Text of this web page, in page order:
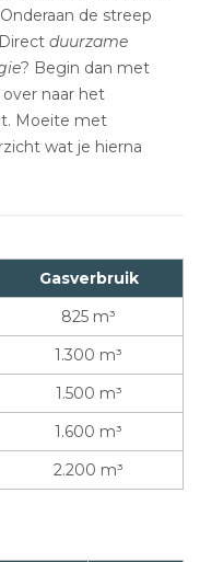
de streep
duurzame
? Begin dan met
naar het
Moeite met
wat je hierna
Gasverbruik
825 m³
1.300 m³
1.500 m³
1.600 m³
2.200 m³